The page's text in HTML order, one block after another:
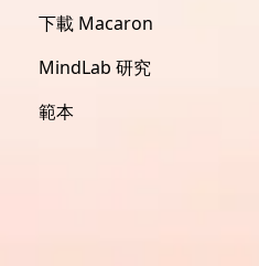
下載 Macaron
MindLab 研究
範本